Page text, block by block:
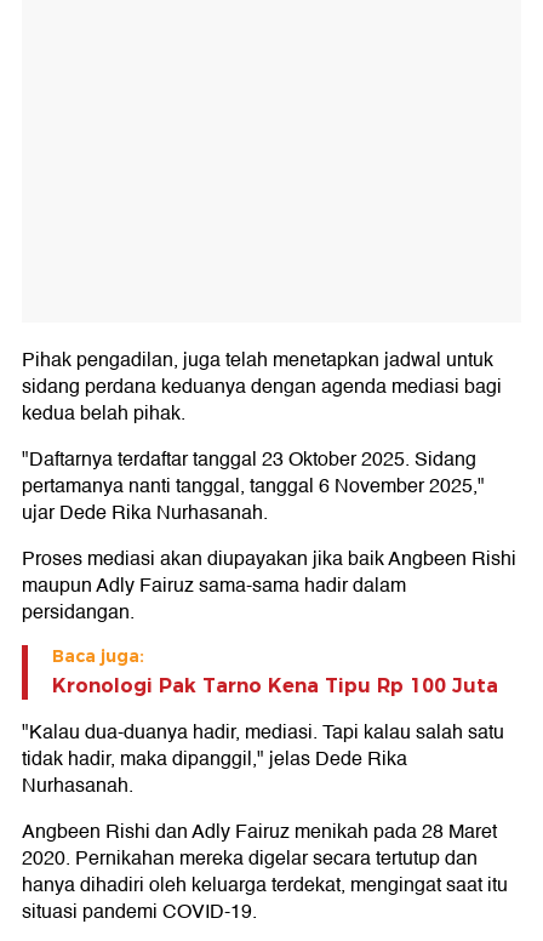
Pihak pengadilan, juga telah menetapkan jadwal untuk
sidang perdana keduanya dengan agenda mediasi bagi
kedua belah pihak.
"Daftarnya terdaftar tanggal 23 Oktober 2025. Sidang
pertamanya nanti tanggal, tanggal 6 November 2025,"
ujar Dede Rika Nurhasanah.
Proses mediasi akan diupayakan jika baik Angbeen Rishi
maupun Adly Fairuz sama-sama hadir dalam
persidangan.
Baca juga:
Kronologi Pak Tarno Kena Tipu Rp 100 Juta
"Kalau dua-duanya hadir, mediasi. Tapi kalau salah satu
tidak hadir, maka dipanggil," jelas Dede Rika
Nurhasanah.
Angbeen Rishi dan Adly Fairuz menikah pada 28 Maret
2020. Pernikahan mereka digelar secara tertutup dan
hanya dihadiri oleh keluarga terdekat, mengingat saat itu
situasi pandemi COVID-19.